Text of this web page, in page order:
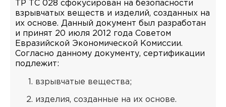
ТР ТС 028 сфокусирован на безопасности
взрывчатых веществ и изделий, созданных на
их основе. Данный документ был разработан
и принят 20 июля 2012 года Советом
Евразийской Экономической Комиссии.
Согласно данному документу, сертификации
подлежит:
взрывчатые вещества;
изделия, созданные на их основе.